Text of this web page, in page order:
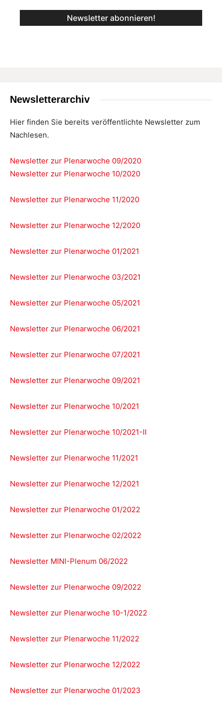
Newsletterarchiv
Hier finden Sie bereits veröffentlichte Newsletter zum
Nachlesen.
Newsletter zur Plenarwoche 09/2020
Newsletter zur Plenarwoche 10/2020
Newsletter zur Plenarwoche 11/2020
Newsletter zur Plenarwoche 12/2020
Newsletter zur Plenarwoche 01/2021
Newsletter zur Plenarwoche 03/2021
Newsletter zur Plenarwoche 05/2021
Newsletter zur Plenarwoche 06/2021
Newsletter zur Plenarwoche 07/2021
Newsletter zur Plenarwoche 09/2021
Newsletter zur Plenarwoche 10/2021
Newsletter zur Plenarwoche 10/2021-II
Newsletter zur Plenarwoche 11/2021
Newsletter zur Plenarwoche 12/2021
Newsletter zur Plenarwoche 01/2022
Newsletter zur Plenarwoche 02/2022
Newsletter MINI-Plenum 06/2022
Newsletter zur Plenarwoche 09/2022
Newsletter zur Plenarwoche 10-1/2022
Newsletter zur Plenarwoche 11/2022
Newsletter zur Plenarwoche 12/2022
Newsletter zur Plenarwoche 01/2023